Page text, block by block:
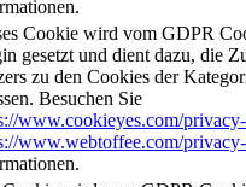
Cookie wird vom GDPR
gesetzt und dient dazu, die
zu den Cookies der
Besuchen Sie
www.cookieyes.com/
www.webtoffee.com/